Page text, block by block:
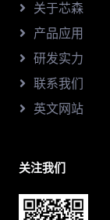
关于芯森
产品应用
研发实力
联系我们
英文网站
关注我们